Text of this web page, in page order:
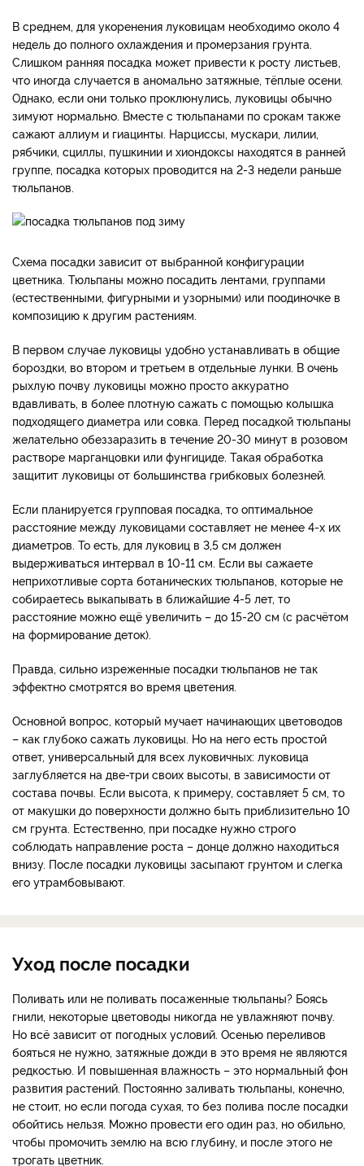
В среднем, для укоренения луковицам необходимо около 4
недель до полного охлаждения и промерзания грунта.
Слишком ранняя посадка может привести к росту листьев,
что иногда случается в аномально затяжные, тёплые осени.
Однако, если они только проклюнулись, луковицы обычно
зимуют нормально. Вместе с тюльпанами по срокам также
сажают аллиум и гиацинты. Нарциссы, мускари, лилии,
рябчики, сциллы, пушкинии и хиондоксы находятся в ранней
группе, посадка которых проводится на 2-3 недели раньше
тюльпанов.
Схема посадки зависит от выбранной конфигурации
цветника. Тюльпаны можно посадить лентами, группами
(естественными, фигурными и узорными) или поодиночке в
композицию к другим растениям.
В первом случае луковицы удобно устанавливать в общие
бороздки, во втором и третьем в отдельные лунки. В очень
рыхлую почву луковицы можно просто аккуратно
вдавливать, в более плотную сажать с помощью колышка
подходящего диаметра или совка. Перед посадкой тюльпаны
желательно обеззаразить в течение 20-30 минут в розовом
растворе марганцовки или фунгициде. Такая обработка
защитит луковицы от большинства грибковых болезней.
Если планируется групповая посадка, то оптимальное
расстояние между луковицами составляет не менее 4-х их
диаметров. То есть, для луковиц в 3,5 см должен
выдерживаться интервал в 10-11 см. Если вы сажаете
неприхотливые сорта ботанических тюльпанов, которые не
собираетесь выкапывать в ближайшие 4-5 лет, то
расстояние можно ещё увеличить – до 15-20 см (с расчётом
на формирование деток).
Правда, сильно изреженные посадки тюльпанов не так
эффектно смотрятся во время цветения.
Основной вопрос, который мучает начинающих цветоводов
– как глубоко сажать луковицы. Но на него есть простой
ответ, универсальный для всех луковичных: луковица
заглубляется на две-три своих высоты, в зависимости от
состава почвы. Если высота, к примеру, составляет 5 см, то
от макушки до поверхности должно быть приблизительно 10
см грунта. Естественно, при посадке нужно строго
соблюдать направление роста – донце должно находиться
внизу. После посадки луковицы засыпают грунтом и слегка
его утрамбовывают.
Уход после посадки
Поливать или не поливать посаженные тюльпаны? Боясь
гнили, некоторые цветоводы никогда не увлажняют почву.
Но всё зависит от погодных условий. Осенью переливов
бояться не нужно, затяжные дожди в это время не являются
редкостью. И повышенная влажность – это нормальный фон
развития растений. Постоянно заливать тюльпаны, конечно,
не стоит, но если погода сухая, то без полива после посадки
обойтись нельзя. Можно провести его один раз, но обильно,
чтобы промочить землю на всю глубину, и после этого не
трогать цветник.